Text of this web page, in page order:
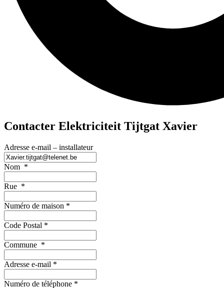
Contacter Elektriciteit Tijtgat Xavier
Adresse e-mail – installateur
Nom *
Rue *
Numéro de maison *
Code Postal *
Commune *
Adresse e-mail *
Numéro de téléphone *